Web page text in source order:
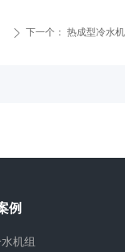
ꄲ 下一个： 热成型冷水机
例
机组